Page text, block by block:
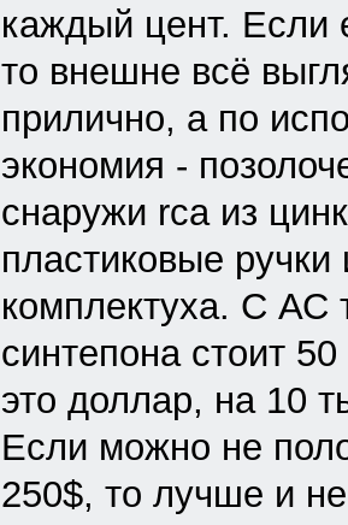
каждый цент. Если
то внешне всё
прилично, а по
экономия -
снаружи rca из
пластиковые
комплектуха. С АС
синтепона стоит
это доллар, на 10
Если можно не
250$, то лучше и